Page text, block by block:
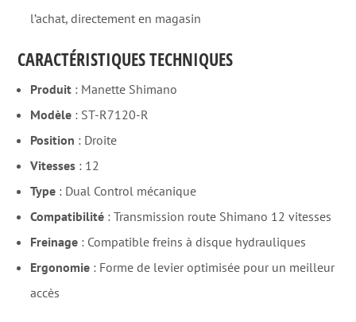
l’achat, directement en magasin
CARACTÉRISTIQUES TECHNIQUES
Produit : Manette Shimano
Modèle : ST-R7120-R
Position : Droite
Vitesses : 12
Type : Dual Control mécanique
Compatibilité : Transmission route Shimano 12 vitesses
Freinage : Compatible freins à disque hydrauliques
Ergonomie : Forme de levier optimisée pour un meilleur
accès